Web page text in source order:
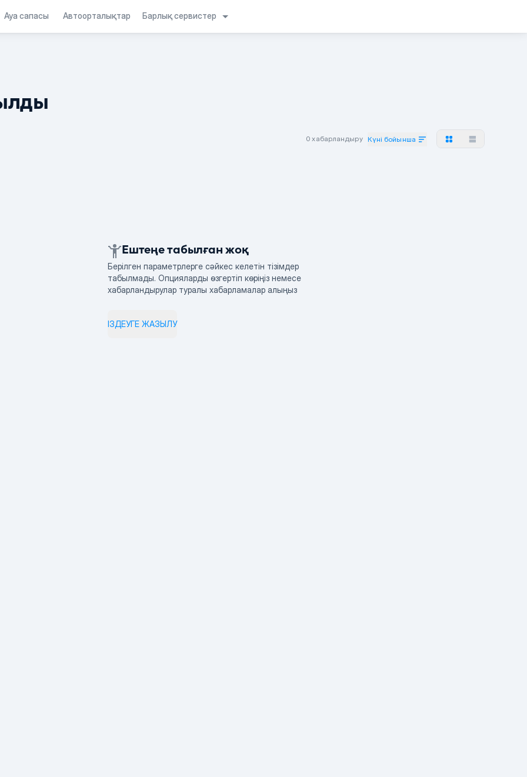
Ауа сапасы Автоорталықтар Барлық сервистер
0 хабарландыру Күні бойынша
Ештеңе табылған жоқ
Берілген параметрлерге сәйкес келетін тізімдер
табылмады. Опцияларды өзгертіп көріңіз немесе
хабарландырулар туралы хабарламалар алыңыз
ІЗДЕУГЕ ЖАЗЫЛУ